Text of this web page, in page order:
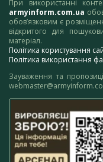
При використанні
armyinform.com.ua
обов’язковим є
відкритого для
матеріал.
Політика користування
Політика використання
Зауваження та